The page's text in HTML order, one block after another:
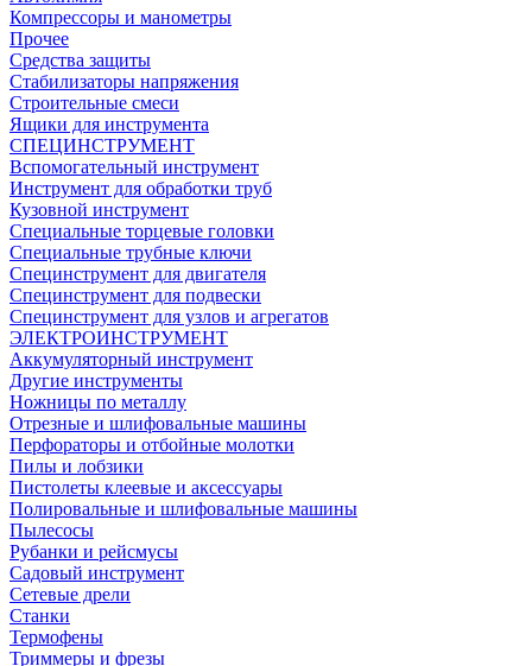
Компрессоры и манометры
Прочее
Средства защиты
Стабилизаторы напряжения
Строительные смеси
Ящики для инструмента
СПЕЦИНСТРУМЕНТ
Вспомогательный инструмент
Инструмент для обработки труб
Кузовной инструмент
Специальные торцевые головки
Специальные трубные ключи
Специнструмент для двигателя
Специнструмент для подвески
Специнструмент для узлов и агрегатов
ЭЛЕКТРОИНСТРУМЕНТ
Аккумуляторный инструмент
Другие инструменты
Ножницы по металлу
Отрезные и шлифовальные машины
Перфораторы и отбойные молотки
Пилы и лобзики
Пистолеты клеевые и аксессуары
Полировальные и шлифовальные машины
Пылесосы
Рубанки и рейсмусы
Садовый инструмент
Сетевые дрели
Станки
Термофены
Триммеры и фрезы